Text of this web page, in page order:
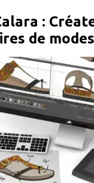
:
de modes